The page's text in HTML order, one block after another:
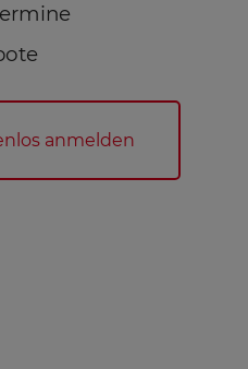
anmelden